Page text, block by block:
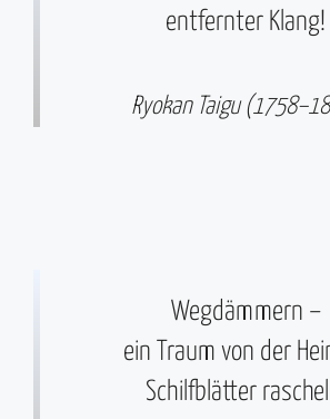
entfernter Klang!
Ryokan Taigu
Wegdämmern –
ein Traum von der
Schilfblätter